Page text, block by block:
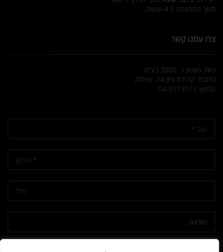
משך ההכשרה 4.5 שעות.
צרו עמנו קשר
נשק הצפון ר. 2002 בע”מ
כתובת: קהילת ציון 14, עפולה
טלפון: 04-6573573